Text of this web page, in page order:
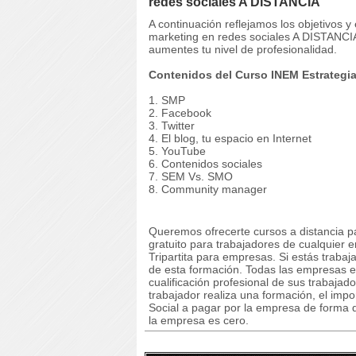
A continuación reflejamos los objetivos
marketing en redes sociales A
aumentes tu nivel de profesionalidad.
Contenidos del Curso INEM
1. SMP
2. Facebook
3. Twitter
4. El blog, tu espacio en Internet
5. YouTube
6. Contenidos sociales
7. SEM Vs. SMO
8. Community manager
Queremos ofrecerte cursos a distancia
gratuito para trabajadores de cualquier
Tripartita para empresas. Si estás
de esta formación. Todas las empresas
cualificación profesional de sus
trabajador realiza una formación, el
Social a pagar por la empresa de
la empresa es cero.